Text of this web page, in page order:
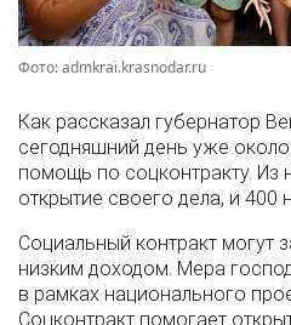
Фото: admkrai.krasnodar.ru
Как рассказал губернатор
сегодняшний день уже
помощь по соцконтракту. Из
открытие своего дела, и 400
Социальный контракт могут
низким доходом. Мера
в рамках национального
Соцконтракт помогает